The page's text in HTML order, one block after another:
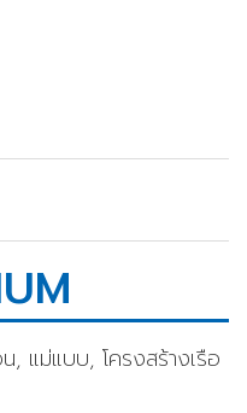
แม่แบบ, โครงสร้างเรือ